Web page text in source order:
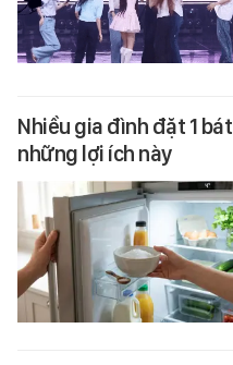
Nhiều gia đình đặt 1
những lợi ích này